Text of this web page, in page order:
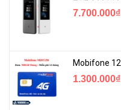
7.700.000₫
1.300.000₫